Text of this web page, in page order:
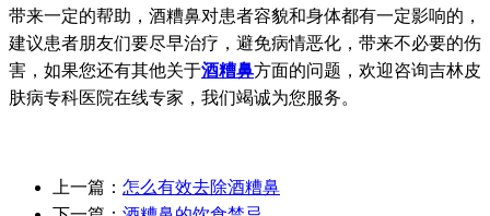
带来一定的帮助，酒糟鼻对患者容貌和身体都有一定影响的，
建议患者朋友们要尽早治疗，避免病情恶化，带来不必要的伤
害，如果您还有其他关于酒糟鼻方面的问题，欢迎咨询吉林皮
肤病专科医院在线专家，我们竭诚为您服务。
上一篇： 怎么有效去除酒糟鼻